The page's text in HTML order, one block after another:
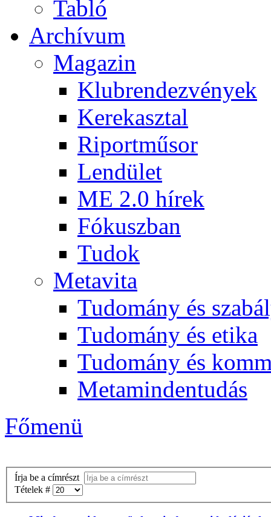
Tabló
Archívum
Magazin
Klubrendezvények
Kerekasztal
Riportműsor
Lendület
ME 2.0 hírek
Fókuszban
Tudok
Metavita
Tudomány és
Tudomány és etika
Tudomány és
Metamindentudás
Főmenü
Írja be a címrészt
Tételek #